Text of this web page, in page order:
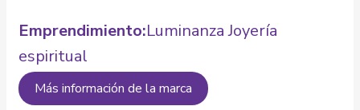
Emprendimiento:Luminanza Joyería
espiritual
Más información de la marca